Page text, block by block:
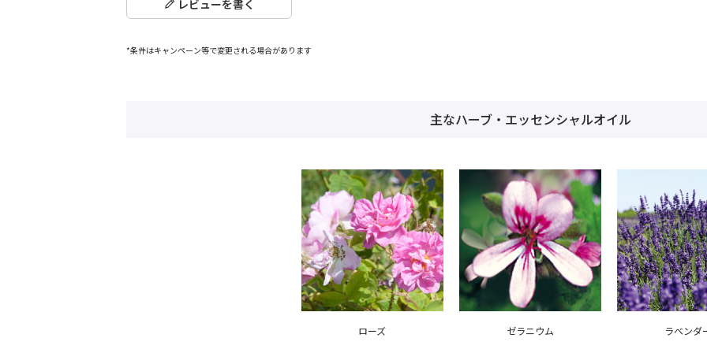
レビューを書く
*条件はキャンペーン等で変更される場合があります
主なハーブ・エッセンシャルオイル
ローズ ゼラニウム ラベンダ